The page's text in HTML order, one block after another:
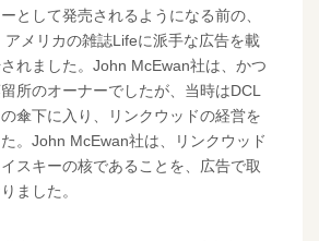
として発売されるようになる前の、
メリカの雑誌Lifeに派手な広告を載
れました。John McEwan社は、かつ
所のオーナーでしたが、当時はDCL
傘下に入り、リンクウッドの経営を
。John McEwan社は、リンクウッド
スキーの核であることを、広告で取
ました。